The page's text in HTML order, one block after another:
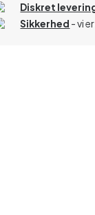
Diskret
Sikkerhed - vi